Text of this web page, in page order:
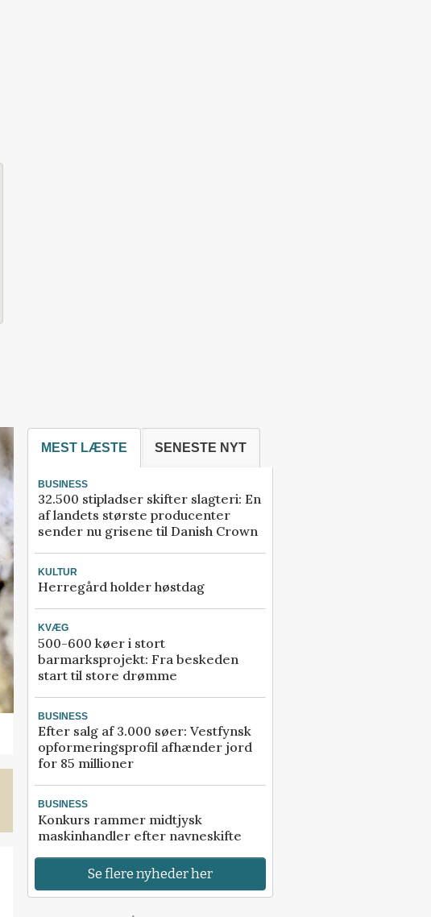
MEST LÆSTE SENESTE NYT
BUSINESS
32.500 stipladser skifter slagteri: En
af landets største producenter
sender nu grisene til Danish Crown
KULTUR
Herregård holder høstdag
KVÆG
500-600 køer i stort
barmarksprojekt: Fra beskeden
start til store drømme
BUSINESS
Efter salg af 3.000 søer: Vestfynsk
opformeringsprofil afhænder jord
for 85 millioner
BUSINESS
Konkurs rammer midtjysk
maskinhandler efter navneskifte
Se flere nyheder her